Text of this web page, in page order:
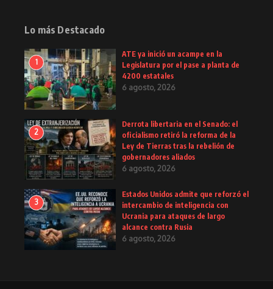
Lo más Destacado
1
ATE ya inició un acampe en la
Legislatura por el pase a planta de
4200 estatales
6 agosto, 2026
2
Derrota libertaria en el Senado: el
oficialismo retiró la reforma de la
Ley de Tierras tras la rebelión de
gobernadores aliados
6 agosto, 2026
3
Estados Unidos admite que reforzó el
intercambio de inteligencia con
Ucrania para ataques de largo
alcance contra Rusia
6 agosto, 2026